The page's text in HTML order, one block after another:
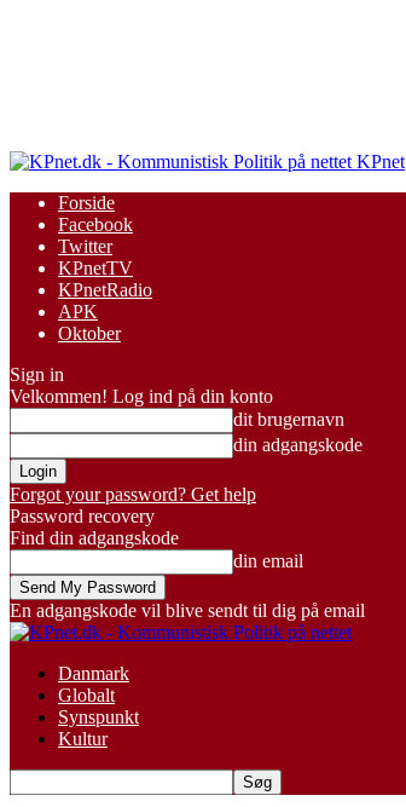
KPnet
Forside
Facebook
Twitter
KPnetTV
KPnetRadio
APK
Oktober
Sign in
Velkommen! Log ind på din konto
dit brugernavn
din adgangskode
Forgot your password? Get help
Password recovery
Find din adgangskode
din email
En adgangskode vil blive sendt til dig på email
Danmark
Globalt
Synspunkt
Kultur